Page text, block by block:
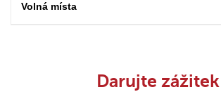
Volná místa
Darujte zážitek